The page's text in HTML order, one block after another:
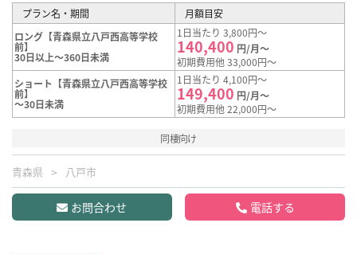
プラン名・期間
月額目安
ロング【青森県立八戸西高等学校
前】
30日以上～360日未満
1日当たり 3,800円～
140,400 円/月～
初期費用他 33,000円～
ショート【青森県立八戸西高等学校
前】
～30日未満
1日当たり 4,100円～
149,400 円/月～
初期費用他 22,000円～
同棲向け
青森県 八戸市
お問合わせ 電話する